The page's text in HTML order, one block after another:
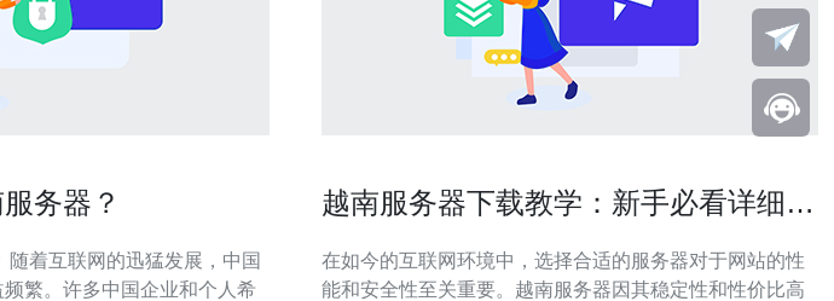
务器？
繁。许多中国企业和个人希
越南服务器下载教学：新手必看详细教
在如今的互联网环境中，选择合适的服务器对于网站的性
能和安全性至关重要。越南服务器因其稳定性和性价比高